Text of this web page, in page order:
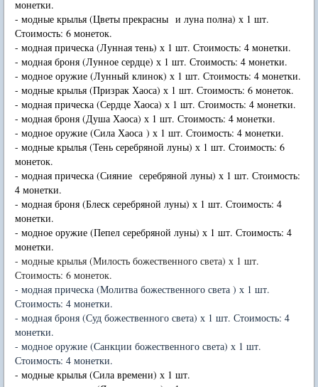
монетки.
- модные крылья (Цветы прекрасны и луна полна) х 1 шт.
Стоимость: 6 монеток.
- модная прическа (Лунная тень) х 1 шт. Стоимость: 4 монетки.
- модная броня (Лунное сердце) х 1 шт. Стоимость: 4 монетки.
- модное оружие (Лунный клинок) х 1 шт. Стоимость: 4 монетки.
- модные крылья (Призрак Хаоса) х 1 шт. Стоимость: 6 монеток.
- модная прическа (Сердце Хаоса) х 1 шт. Стоимость: 4 монетки.
- модная броня (Душа Хаоса) х 1 шт. Стоимость: 4 монетки.
- модное оружие (Сила Хаоса ) х 1 шт. Стоимость: 4 монетки.
- модные крылья (Тень серебряной луны) х 1 шт. Стоимость: 6
монеток.
- модная прическа (Сияние серебряной луны) х 1 шт. Стоимость:
4 монетки.
- модная броня (Блеск серебряной луны) х 1 шт. Стоимость: 4
монетки.
- модное оружие (Пепел серебряной луны) х 1 шт. Стоимость: 4
монетки.
- модные крылья (Милость божественного света) х 1 шт.
Стоимость: 6 монеток.
- модная прическа (Молитва божественного света ) х 1 шт.
Стоимость: 4 монетки.
- модная броня (Суд божественного света) х 1 шт. Стоимость: 4
монетки.
- модное оружие (Санкции божественного света) х 1 шт.
Стоимость: 4 монетки.
- модные крылья (Сила времени) х 1 шт.